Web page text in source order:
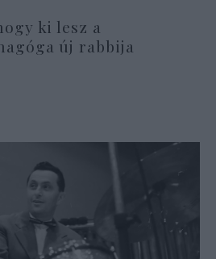
ki lesz a
új rabbija